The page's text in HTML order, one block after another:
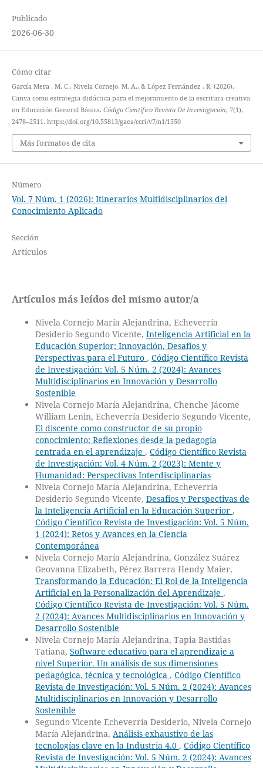
Publicado
2026-06-30
Cómo citar
García Mera , M. C., Nivela Cornejo, M. A., & López Fernández , R. (2026).
Canva como estrategia didáctica para el mejoramiento de la escritura creativa
en Educación General Básica. Código Científico Revista De Investigación, 7(1),
2478–2511. https://doi.org/10.55813/gaea/ccri/v7/n1/1550
Más formatos de cita
Número
Vol. 7 Núm. 1 (2026): Itinerarios Multidisciplinarios del
Conocimiento Aplicado
Sección
Artículos
Artículos más leídos del mismo autor/a
Nivela Cornejo María Alejandrina, Echeverría
Desiderio Segundo Vicente, Inteligencia Artificial en la
Educación Superior: Innovación, Desafíos y
Perspectivas para el Futuro , Código Científico Revista
de Investigación: Vol. 5 Núm. 2 (2024): Avances
Multidisciplinarios en Innovación y Desarrollo
Sostenible
Nivela Cornejo María Alejandrina, Chenche Jácome
William Lenin, Echeverría Desiderio Segundo Vicente,
El discente como constructor de su propio
conocimiento: Reflexiones desde la pedagogía
centrada en el aprendizaje , Código Científico Revista
de Investigación: Vol. 4 Núm. 2 (2023): Mente y
Humanidad: Perspectivas Interdisciplinarias
Nivela Cornejo María Alejandrina, Echeverría
Desiderio Segundo Vicente, Desafíos y Perspectivas de
la Inteligencia Artificial en la Educación Superior ,
Código Científico Revista de Investigación: Vol. 5 Núm.
1 (2024): Retos y Avances en la Ciencia
Contemporánea
Nivela Cornejo María Alejandrina, González Suárez
Geovanna Elizabeth, Pérez Barrera Hendy Maier,
Transformando la Educación: El Rol de la Inteligencia
Artificial en la Personalización del Aprendizaje ,
Código Científico Revista de Investigación: Vol. 5 Núm.
2 (2024): Avances Multidisciplinarios en Innovación y
Desarrollo Sostenible
Nivela Cornejo María Alejandrina, Tapia Bastidas
Tatiana, Software educativo para el aprendizaje a
nivel Superior. Un análisis de sus dimensiones
pedagógica, técnica y tecnológica , Código Científico
Revista de Investigación: Vol. 5 Núm. 2 (2024): Avances
Multidisciplinarios en Innovación y Desarrollo
Sostenible
Segundo Vicente Echeverría Desiderio, Nivela Cornejo
María Alejandrina, Análisis exhaustivo de las
tecnologías clave en la Industria 4.0 , Código Científico
Revista de Investigación: Vol. 5 Núm. 2 (2024): Avances